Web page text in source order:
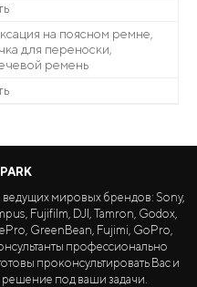
на поясном ремне,
для переноски,
ремень
мировых брендов: Sony,
Fujifilm, DJI, Tamron, Godox,
GreenBean, Fujimi, GoPro,
профессионально
проконсультировать Вас и
под ваши задачи.